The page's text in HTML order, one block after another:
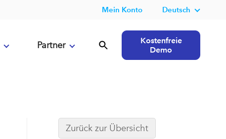
Mein Konto Deutsch
Partner
Kostenfreie
Demo
Zurück zur Übersicht